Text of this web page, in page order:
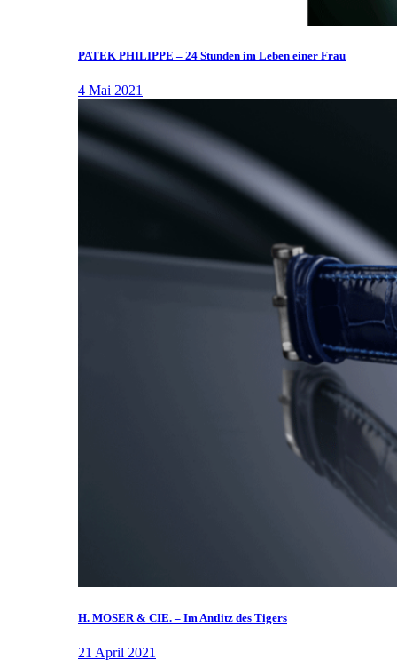
PATEK PHILIPPE – 24 Stunden im Leben einer Frau
4 Mai 2021
H. MOSER & CIE. – Im Antlitz des Tigers
21 April 2021